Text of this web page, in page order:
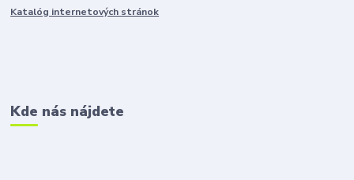
Katalóg internetových stránok
Kde nás nájdete